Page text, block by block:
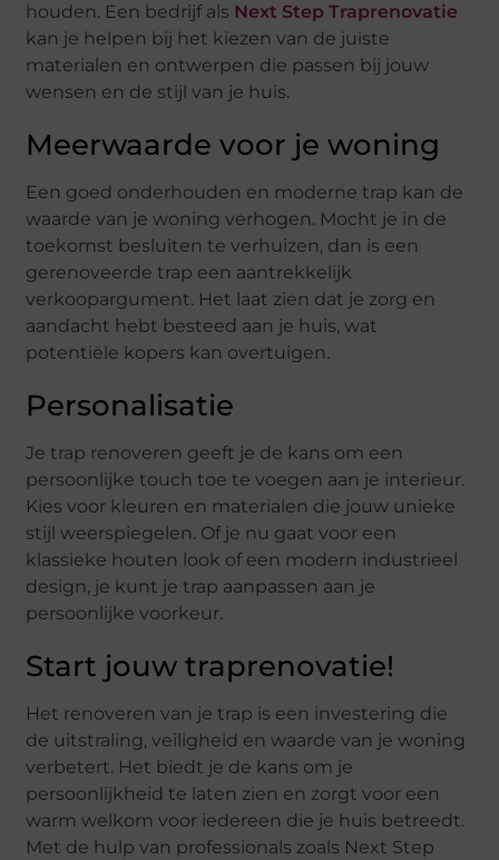
houden. Een bedrijf als Next Step Traprenovatie
kan je helpen bij het kiezen van de juiste
materialen en ontwerpen die passen bij jouw
wensen en de stijl van je huis.
Meerwaarde voor je woning
Een goed onderhouden en moderne trap kan de
waarde van je woning verhogen. Mocht je in de
toekomst besluiten te verhuizen, dan is een
gerenoveerde trap een aantrekkelijk
verkoopargument. Het laat zien dat je zorg en
aandacht hebt besteed aan je huis, wat
potentiële kopers kan overtuigen.
Personalisatie
Je trap renoveren geeft je de kans om een
persoonlijke touch toe te voegen aan je interieur.
Kies voor kleuren en materialen die jouw unieke
stijl weerspiegelen. Of je nu gaat voor een
klassieke houten look of een modern industrieel
design, je kunt je trap aanpassen aan je
persoonlijke voorkeur.
Start jouw traprenovatie!
Het renoveren van je trap is een investering die
de uitstraling, veiligheid en waarde van je woning
verbetert. Het biedt je de kans om je
persoonlijkheid te laten zien en zorgt voor een
warm welkom voor iedereen die je huis betreedt.
Met de hulp van professionals zoals Next Step